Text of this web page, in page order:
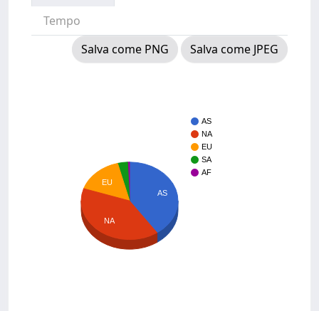
Tempo
Salva come PNG
Salva come JPEG
AS
NA
EU
SA
AF
AS
EU
NA